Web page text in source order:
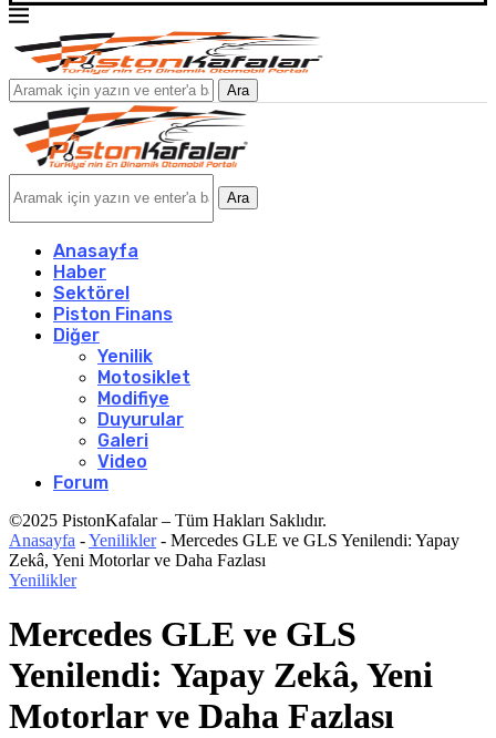
Ara
Ara
Anasayfa
Haber
Sektörel
Piston Finans
Diğer
Yenilik
Motosiklet
Modifiye
Duyurular
Galeri
Video
Forum
©2025 PistonKafalar – Tüm Hakları Saklıdır.
Anasayfa -Yenilikler- Mercedes GLE ve GLS Yenilendi: Yapay
Zekâ, Yeni Motorlar ve Daha Fazlası
Yenilikler
Mercedes GLE ve GLS
Yenilendi: Yapay Zekâ, Yeni
Motorlar ve Daha Fazlası